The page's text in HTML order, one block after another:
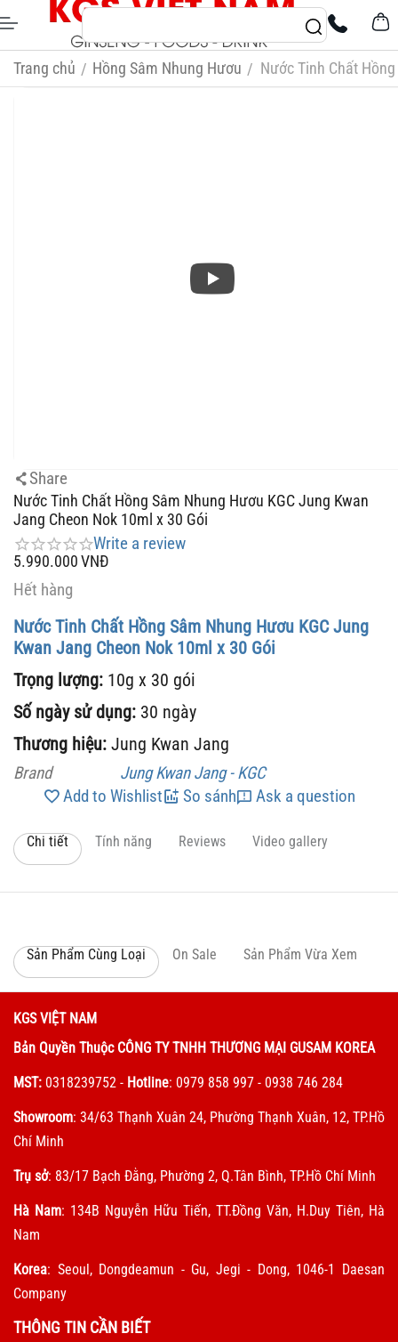
Trang chủ / Hồng Sâm Nhung Hươu / Nước Tinh Chất
Share
Nước Tinh Chất Hồng Sâm Nhung Hươu KGC Jung Kwan
Jang Cheon Nok 10ml x 30 Gói
Write a review
5.990.000VNĐ
Hết hàng
Nước Tinh Chất Hồng Sâm Nhung Hươu KGC Jung
Kwan Jang Cheon Nok 10ml x 30 Gói
Trọng lượng: 10g x 30 gói
Số ngày sử dụng: 30 ngày
Thương hiệu: Jung Kwan Jang
Brand
Jung Kwan Jang - KGC
Add to Wishlist
So sánh Ask a question
Chi tiết Tính năng Reviews Video gallery
Sản Phẩm Cùng Loại On Sale Sản Phẩm Vừa Xem
KGS VIỆT NAM
Bản Quyền Thuộc CÔNG TY TNHH THƯƠNG MẠI GUSAM KOREA
MST: 0318239752 - Hotline: 0979 858 997 - 0938 746 284
Showroom: 34/63 Thạnh Xuân 24, Phường Thạnh Xuân, 12, TP.Hồ
Chí Minh
Trụ sở: 83/17 Bạch Đằng, Phường 2, Q.Tân Bình, TP.Hồ Chí Minh
Hà Nam: 134B Nguyễn Hữu Tiến, TT.Đồng Văn, H.Duy Tiên, Hà
Nam
Korea: Seoul, Dongdeamun - Gu, Jegi - Dong, 1046-1 Daesan
Company
THÔNG TIN CẦN BIẾT